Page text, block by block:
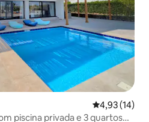
Classificação
4,93 (14)
piscina privada e 3 quartos